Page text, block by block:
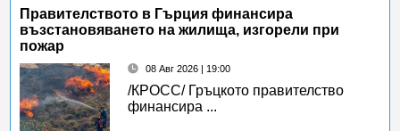
Правителството в Гърция финансира
възстановяването на жилища, изгорели при
пожар
08 Авг 2026 | 19:00
/КРОСС/ Гръцкото правителство
финансира ...